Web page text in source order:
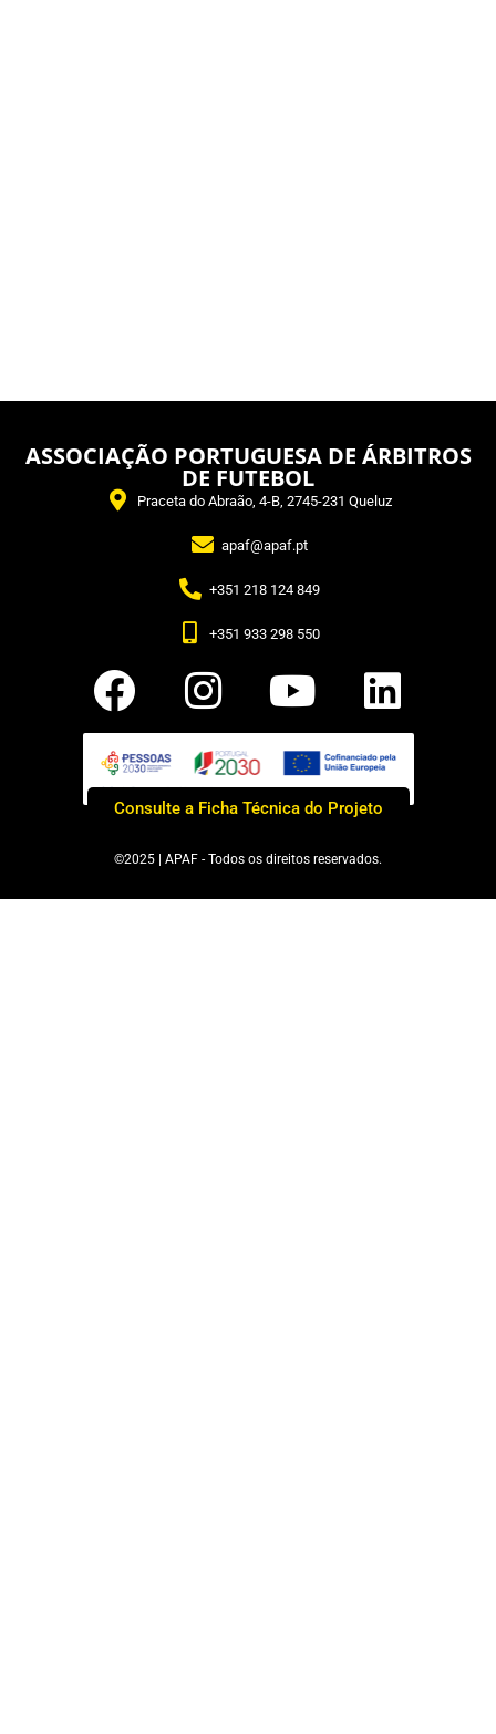
ASSOCIAÇÃO PORTUGUESA DE ÁRBITROS
DE FUTEBOL
Praceta do Abraão, 4-B, 2745-231 Queluz
apaf@apaf.pt
+351 218 124 849
+351 933 298 550
Consulte a Ficha Técnica do Projeto
©2025 | APAF - Todos os direitos reservados.